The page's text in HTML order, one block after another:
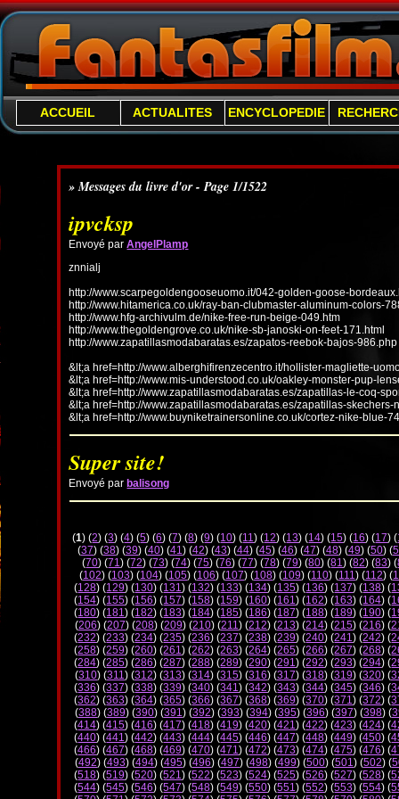
ACCUEIL ACTUALITES ENCYCLOPEDIE
» Messages du livre d'or - Page 1/1522
ipvcksp
Envoyé parAngelPlamp
znnialj
http://www.scarpegoldengooseuomo.it/042-golden-goose-
http://www.hitamerica.co.uk/ray-ban-clubmaster-aluminum-colors-
http://www.hfg-archivulm.de/nike-free-run-beige-049.htm
http://www.thegoldengrove.co.uk/nike-sb-janoski-on-feet-171.html
http://www.zapatillasmodabaratas.es/zapatos-reebok-bajos-986.php
&lt;a href=http://www.alberghifirenzecentro.it/hollister-magliette-
&lt;a href=http://www.mis-understood.co.uk/oakley-monster-pup-
&lt;a href=http://www.zapatillasmodabaratas.es/zapatillas-le-coq-
&lt;a href=http://www.zapatillasmodabaratas.es/zapatillas-
&lt;a href=http://www.buyniketrainersonline.co.uk/cortez-nike-blue-
Super site!
Envoyé par balisong
(1) (2) (3) (4) (5) (6) (7) (8) (9) (10) (11) (12) (13) (14) (15) (16) (17) (
(37) (38) (39) (40) (41) (42) (43) (44) (45) (46) (47) (48) (49) (50) (
(70) (71) (72) (73) (74) (75) (76) (77) (78) (79) (80) (81) (82) (83) (
(102) (103) (104) (105) (106) (107) (108) (109) (110) (111) (112) (
(128) (129) (130) (131) (132) (133) (134) (135) (136) (137) (138) (
(154) (155) (156) (157) (158) (159) (160) (161) (162) (163) (164) (
(180) (181) (182) (183) (184) (185) (186) (187) (188) (189) (190) (
(206) (207) (208) (209) (210) (211) (212) (213) (214) (215) (216) (
(232) (233) (234) (235) (236) (237) (238) (239) (240) (241) (242) (
(258) (259) (260) (261) (262) (263) (264) (265) (266) (267) (268) (
(284) (285) (286) (287) (288) (289) (290) (291) (292) (293) (294) (
(310) (311) (312) (313) (314) (315) (316) (317) (318) (319) (320) (
(336) (337) (338) (339) (340) (341) (342) (343) (344) (345) (346) (
(362) (363) (364) (365) (366) (367) (368) (369) (370) (371) (372) (
(388) (389) (390) (391) (392) (393) (394) (395) (396) (397) (398) (
(414) (415) (416) (417) (418) (419) (420) (421) (422) (423) (424) (
(440) (441) (442) (443) (444) (445) (446) (447) (448) (449) (450) (
(466) (467) (468) (469) (470) (471) (472) (473) (474) (475) (476) (
(492) (493) (494) (495) (496) (497) (498) (499) (500) (501) (502) (
(518) (519) (520) (521) (522) (523) (524) (525) (526) (527) (528) (
(544) (545) (546) (547) (548) (549) (550) (551) (552) (553) (554) (